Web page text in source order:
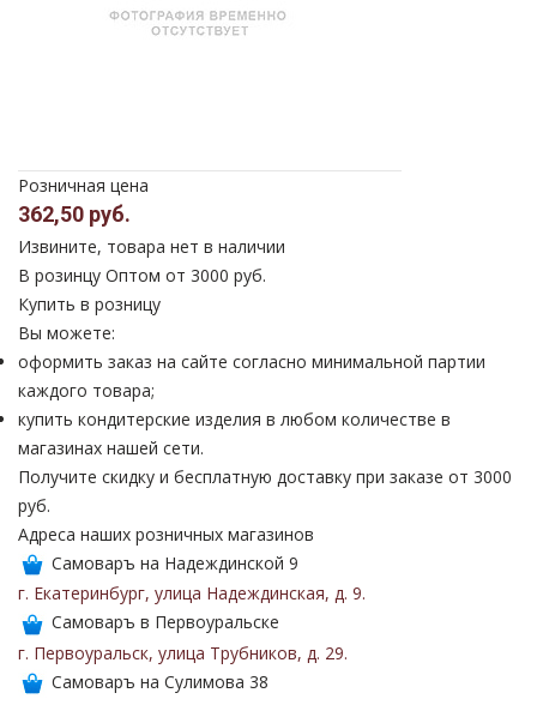
Розничная цена
362,50 руб.
Извините, товара нет в наличии
В розинцу Оптом от 3000 руб.
Купить в розницу
Вы можете:
оформить заказ на сайте согласно минимальной партии
каждого товара;
купить кондитерские изделия в любом количестве в
магазинах нашей сети.
Получите скидку и бесплатную доставку при заказе от 3000
руб.
Адреса наших розничных магазинов
Самоваръ на Надеждинской 9
г. Екатеринбург, улица Надеждинская, д. 9.
Самоваръ в Первоуральске
г. Первоуральск, улица Трубников, д. 29.
Самоваръ на Сулимова 38